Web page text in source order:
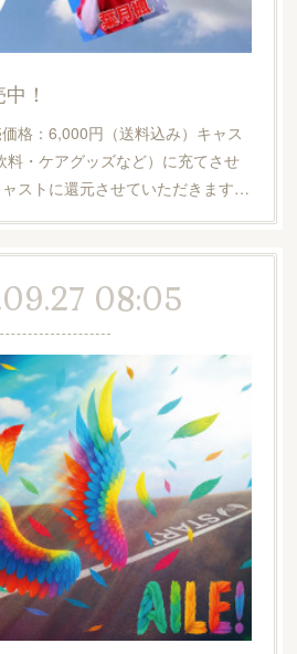
！
価格：6,000円（送料込み）キャス
料・ケアグッズなど）に充てさせ
ストに還元させていただきます…
08:05